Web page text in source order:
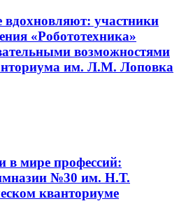
вдохновляют: участники
«Робототехника»
возможностями
им. Л.М. Лоповка
в мире профессий:
№30 им. Н.Т.
кванториуме